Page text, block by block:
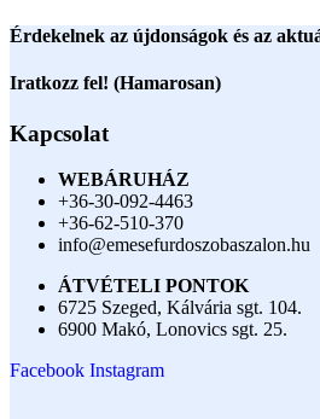
Érdekelnek az újdonságok és az
Iratkozz fel! (Hamarosan)
Kapcsolat
WEBÁRUHÁZ
+36-30-092-4463
+36-62-510-370
info@emesefurdoszobaszalon.hu
ÁTVÉTELI PONTOK
6725 Szeged, Kálvária sgt. 104.​
6900 Makó, Lonovics sgt. 25.
Facebook Instagram